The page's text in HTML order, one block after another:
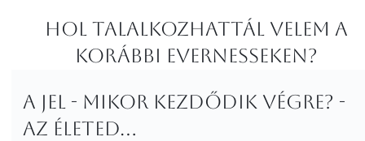
Hol Talalkozhattál velem a
korábbi Evernesseken?
A JEL - Mikor kezdődik végre? -
az életed...